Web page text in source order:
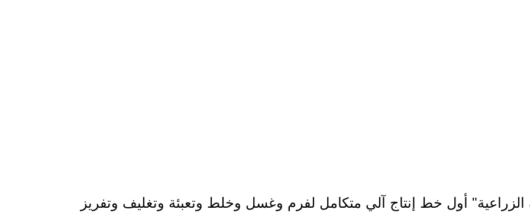
الزراعية" أول خط إنتاج آلي متكامل لفرم وغسل وخلط وتعبئة وتغليف وتفريز